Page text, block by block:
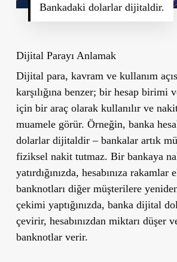
Bankadaki dolarlar dijitaldir.
Dijital Parayı Anlamak
Dijital para, kavram ve kullanım
karşılığına benzer; bir hesap birimi
için bir araç olarak kullanılır ve
muamele görür. Örneğin, banka
dolarlar dijitaldir – bankalar artık
fiziksel nakit tutmaz. Bir bankaya
yatırdığınızda, hesabınıza rakamlar
banknotları diğer müşterilere
çekimi yaptığınızda, banka dijital
çevirir, hesabınızdan miktarı düşer
banknotlar verir.